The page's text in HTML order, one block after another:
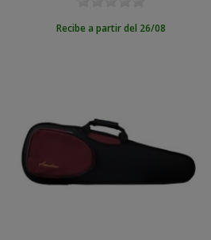
Recibe a partir del 26/08